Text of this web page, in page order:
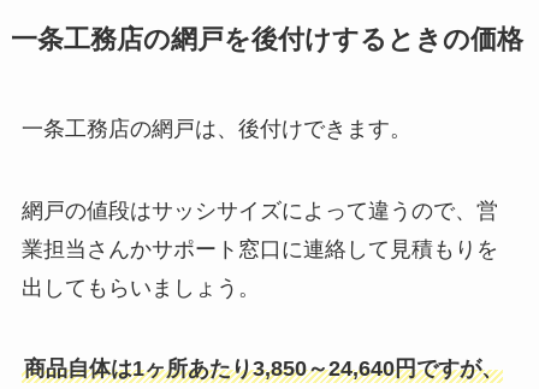
一条工務店の網戸を後付けするときの価格
一条工務店の網戸は、後付けできます。
網戸の値段はサッシサイズによって違うので、営
業担当さんかサポート窓口に連絡して見積もりを
出してもらいましょう。
商品自体は1ヶ所あたり3,850～24,640円ですが、